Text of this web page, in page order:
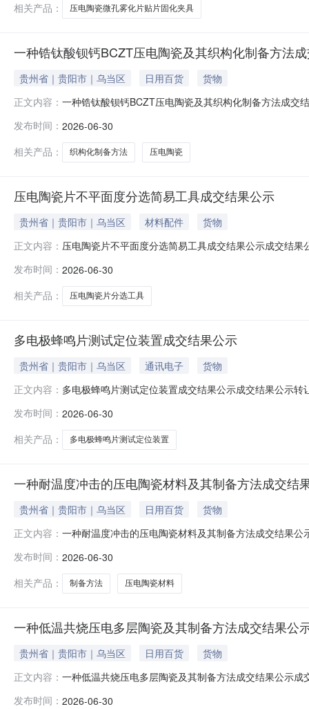
相关产品：
压电陶瓷微孔雾化片贴片固化夹具
一种锆钛酸钡钙BCZT压电陶瓷及其织构化制备方法
贵州省｜贵阳市｜乌当区 日用百货
货物
正文内容： 一种锆钛酸钡钙BCZT压电陶瓷及其织构化制备方法成交
发布时间： 2026-06-30
相关产品：
织构化制备方法 压电陶瓷
压电陶瓷片不平面度分选简易工具成交结果公示
贵州省｜贵阳市｜乌当区 材料配件
货物
正文内容： 压电陶瓷片不平面度分选简易工具成交结果公示成交结
发布时间： 2026-06-30
相关产品：
压电陶瓷片分选工具
多电极蜂鸣片测试定位装置成交结果公示
贵州省｜贵阳市｜乌当区 通讯电子
货物
正文内容： 多电极蜂鸣片测试定位装置成交结果公示成交结果公示
发布时间： 2026-06-30
相关产品：
多电极蜂鸣片测试定位装置
一种耐温度冲击的压电陶瓷材料及其制备方法成交结
贵州省｜贵阳市｜乌当区 日用百货
货物
正文内容： 一种耐温度冲击的压电陶瓷材料及其制备方法成交结果
发布时间： 2026-06-30
相关产品：
制备方法 压电陶瓷材料
一种低温共烧压电多层陶瓷及其制备方法成交结果公
贵州省｜贵阳市｜乌当区 日用百货
货物
正文内容： 一种低温共烧压电多层陶瓷及其制备方法成交结果公示
发布时间： 2026-06-30